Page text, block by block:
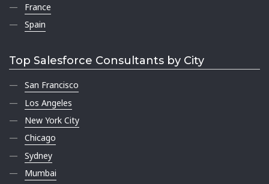
France
Spain
Top Salesforce Consultants by City
San Francisco
Los Angeles
New York City
Chicago
Sydney
Mumbai